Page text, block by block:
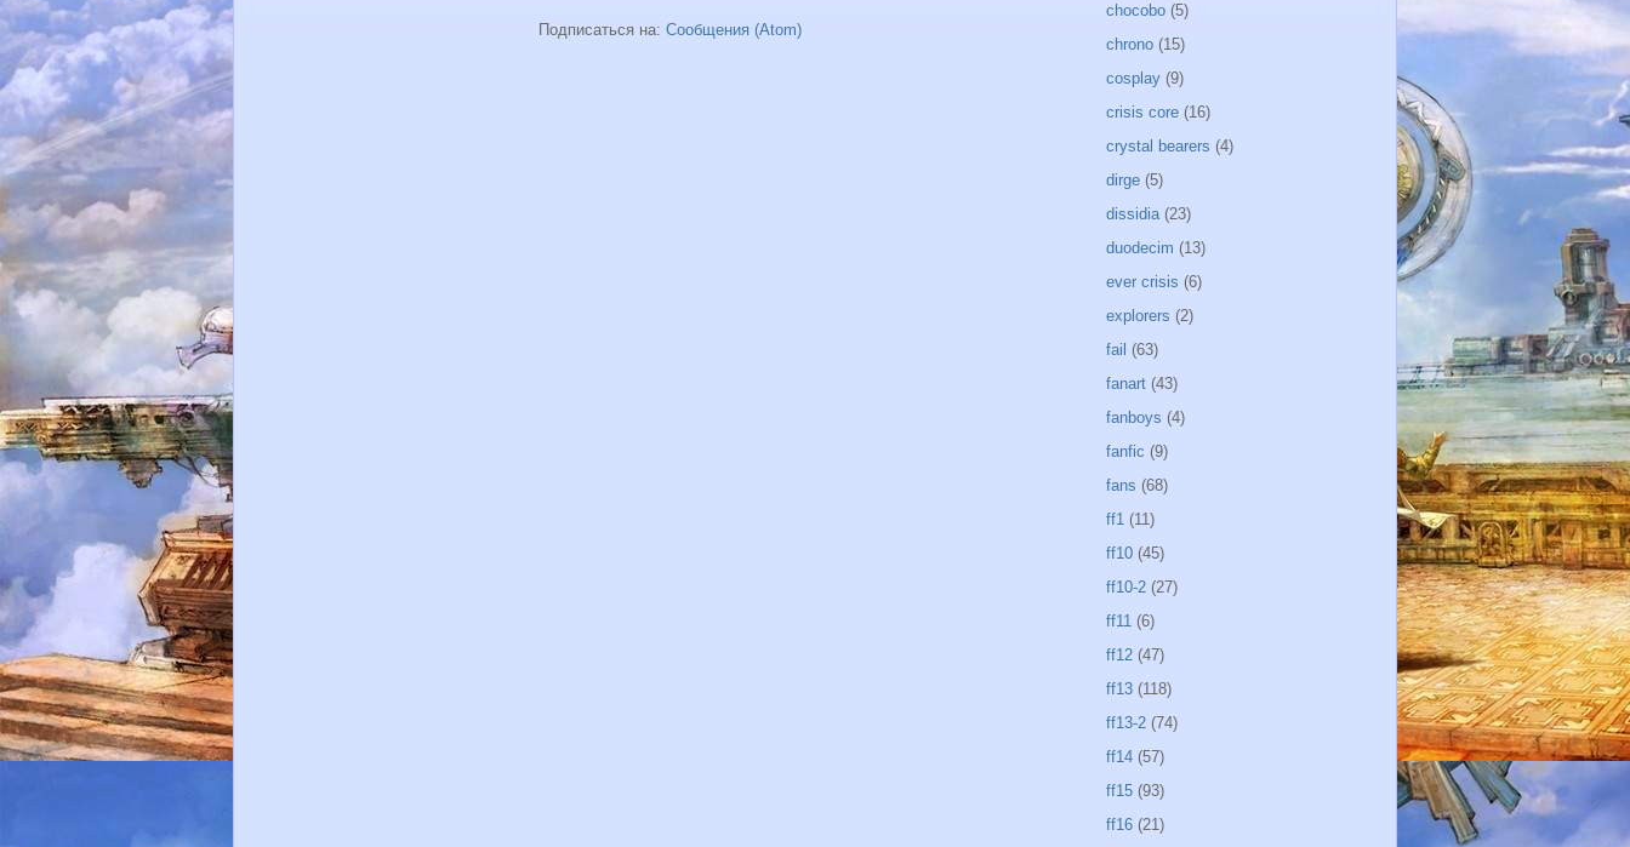
Подписаться на: Сообщения (Atom)
chocobo (5)
chrono (15)
cosplay (9)
crisis core (16)
crystal bearers (4)
dirge (5)
dissidia (23)
duodecim (13)
ever crisis (6)
explorers (2)
fail (63)
fanart (43)
fanboys (4)
fanfic (9)
fans (68)
ff1 (11)
ff10 (45)
ff10-2 (27)
ff11 (6)
ff12 (47)
ff13 (118)
ff13-2 (74)
ff14 (57)
ff15 (93)
ff16 (21)